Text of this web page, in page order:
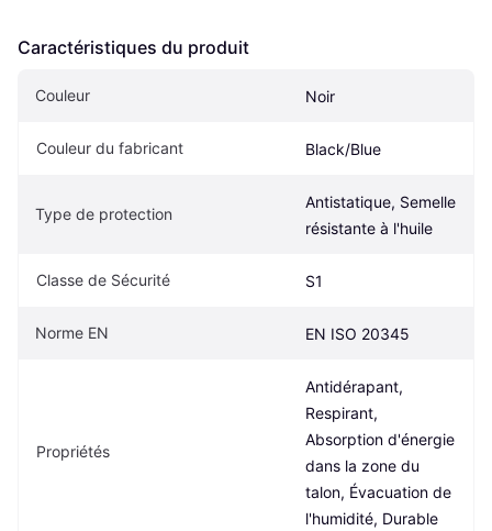
Caractéristiques du produit
Couleur Noir
Couleur du fabricant Black/Blue
Type de protection
Antistatique, Semelle
résistante à l'huile
Classe de Sécurité S1
Norme EN EN ISO 20345
Propriétés
Antidérapant,
Respirant,
Absorption d'énergie
dans la zone du
talon, Évacuation de
l'humidité, Durable